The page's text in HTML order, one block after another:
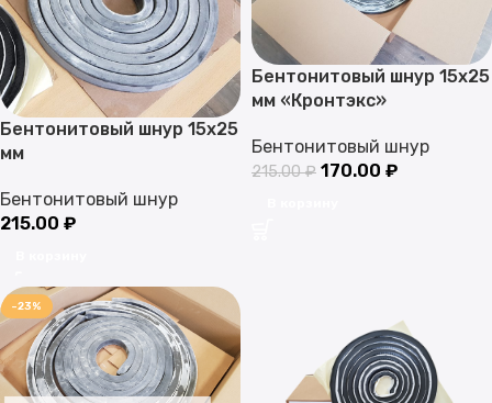
Бентонитовый шнур 15х25
мм
Бентонитовый шнур
215.00 ₽
Бентонитовый шнур 15х25
мм «Кронтэкс»
Бентонитовый шнур
215.00₽ 170.00 ₽
-23%